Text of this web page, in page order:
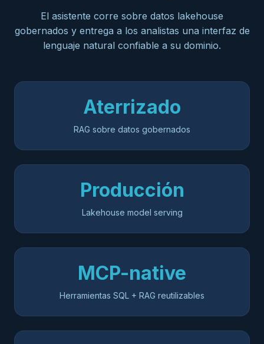
El asistente corre sobre datos lakehouse
gobernados y entrega a los analistas una interfaz de
lenguaje natural confiable a su dominio.
Aterrizado
RAG sobre datos gobernados
Producción
Lakehouse model serving
MCP-native
Herramientas SQL + RAG reutilizables